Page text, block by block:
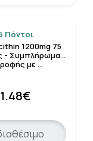
Πόντοι
1200mg 75
- Συμπλήρωμα
με …